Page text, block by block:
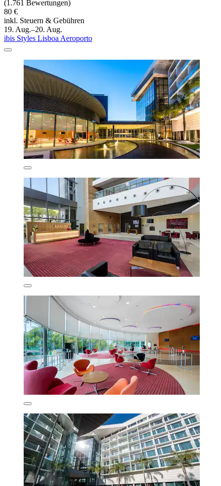
(1.761 Bewertungen)
80 €
inkl. Steuern & Gebühren
19. Aug.–20. Aug.
ibis Styles Lisboa Aeroporto